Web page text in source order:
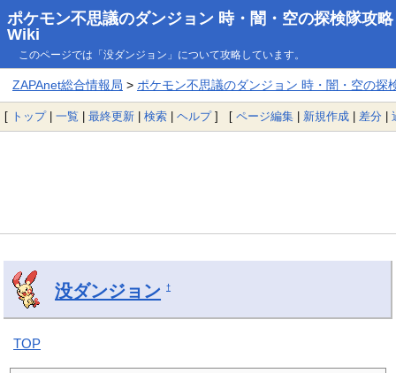
ポケモン不思議のダンジョン 時・闇・空の探検隊攻略
Wiki
このページでは「没ダンジョン」について攻略しています。
ZAPAnet総合情報局 > ポケモン不思議のダンジョン 時・闇・空の探
[ トップ| 一覧 | 最終更新 | 検索 | ヘルプ] [ ページ編集 | 新規作成 | 差分 |
没ダンジョン †
TOP